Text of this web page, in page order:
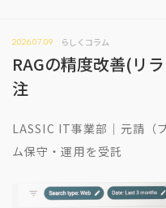
会社概要
代表メッセージ
拠点一覧
Remogu（リモグ）・リラシク
Remoguフリーランス
Sustainability TOP
SDGsに対する取り組み
News TOP
プレスリリース
開示情報
LASSIC Media
LASSIC Media TOP
2026.07.09 らしくコラム
RAGの精度改善(リ
注
LASSIC IT事業部｜元請（
ム保守・運用を受託